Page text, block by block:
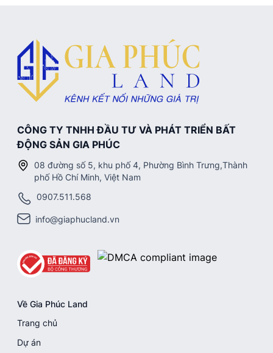
CÔNG TY TNHH ĐẦU TƯ VÀ PHÁT TRIỂN BẤT
ĐỘNG SẢN GIA PHÚC
08 đường số 5, khu phố 4, Phường Bình Trưng,Thành
phố Hồ Chí Minh, Việt Nam
0907.511.568
info@giaphucland.vn
Về Gia Phúc Land
Trang chủ
Dự án